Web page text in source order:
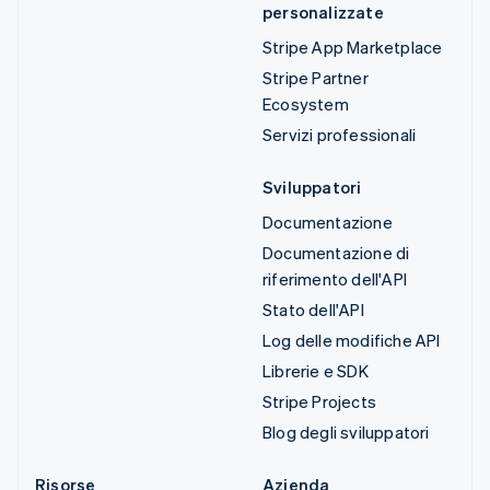
personalizzate
Stripe App Marketplace
Stripe Partner
Ecosystem
Servizi professionali
Sviluppatori
Documentazione
Documentazione di
riferimento dell'API
Stato dell'API
Log delle modifiche API
Librerie e SDK
Stripe Projects
Blog degli sviluppatori
Risorse
Azienda